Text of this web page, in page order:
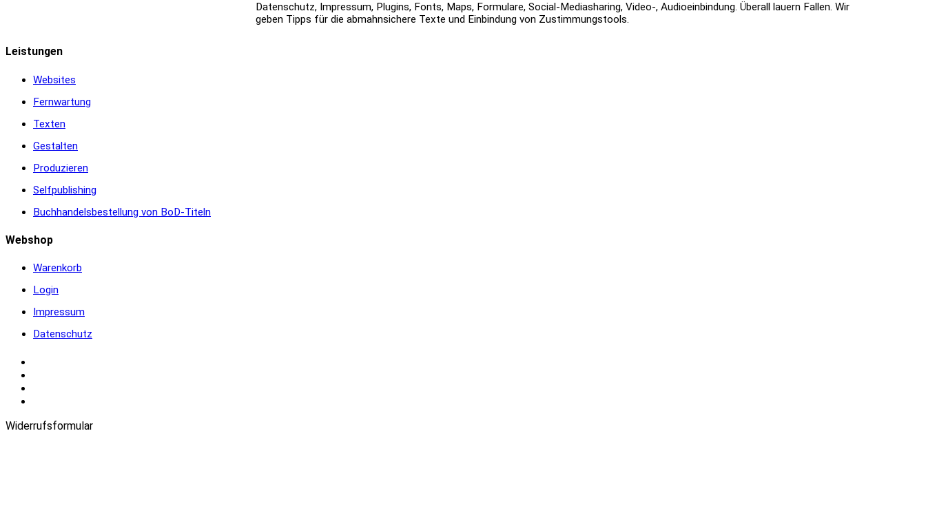
Datenschutz, Impressum, Plugins, Fonts, Maps, Formulare, Social-Mediasharing, Video-, Audioeinbindung. Überall lauern Fallen. Wir
geben Tipps für die abmahnsichere Texte und Einbindung von Zustimmungstools.
Leistungen
Websites
Fernwartung
Texten
Gestalten
Produzieren
Selfpublishing
Buchhandelsbestellung von BoD-Titeln
Webshop
Warenkorb
Login
Impressum
Datenschutz
Widerrufsformular